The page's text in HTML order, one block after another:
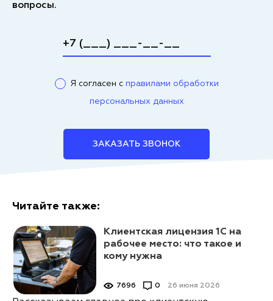
вопросы.
Я согласен с правилами обработки
персональных данных
ЗАКАЗАТЬ ЗВОНОК
Читайте также:
Клиентская лицензия 1С на
рабочее место: что такое и
кому нужна
26 июня 2026
7696 0